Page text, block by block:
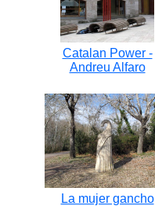
Catalan Power -
Andreu Alfaro
La mujer gancho